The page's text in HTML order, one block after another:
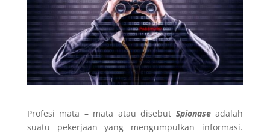
Profesi mata – mata atau disebut Spionaseadalah
suatu pekerjaan yang mengumpulkan informasi.